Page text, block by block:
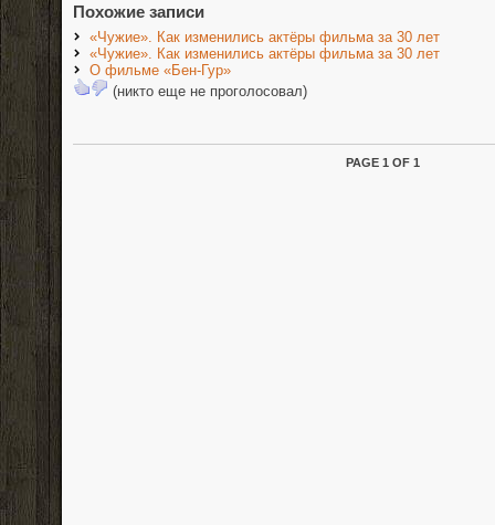
Похожие записи
«Чужие». Как изменились актёры фильма за 30 лет
«Чужие». Как изменились актёры фильма за 30 лет
О фильме «Бен-Гур»
(никто еще не проголосовал)
PAGE 1 OF 1